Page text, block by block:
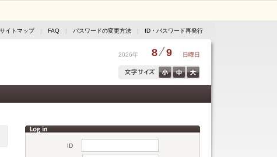
サイトマップ| FAQ | パスワードの変更方法 | ID・パスワード再発行
2026年 8 9 日曜日
ID